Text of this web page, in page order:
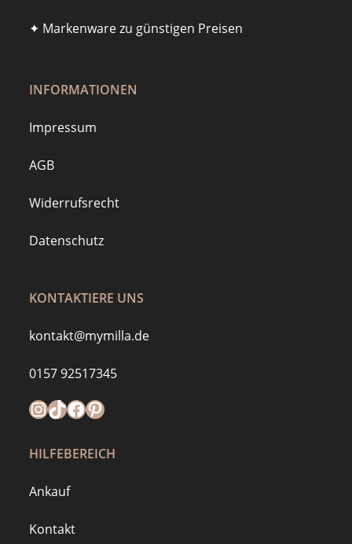
✦ Markenware zu günstigen Preisen
INFORMATIONEN
Impressum
AGB
Widerrufsrecht
Datenschutz
KONTAKTIERE UNS
kontakt@mymilla.de
0157 92517345
Instagram
https://www.tiktok.com/@mymilla.de
Facebook
Pinterest
HILFEBEREICH
Ankauf
Kontakt